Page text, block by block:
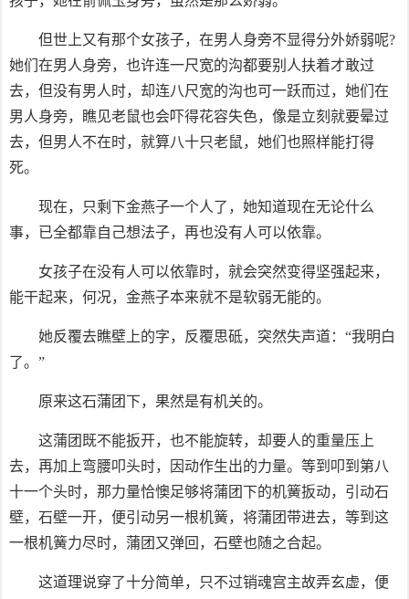
但世上又有那个女孩子，在男人身旁不显得分外娇弱呢?
她们在男人身旁，也许连一尺宽的沟都要别人扶着才敢过
去，但没有男人时，却连八尺宽的沟也可一跃而过，她们在
男人身旁，瞧见老鼠也会吓得花容失色，像是立刻就要晕过
去，但男人不在时，就算八十只老鼠，她们也照样能打得
死。
现在，只剩下金燕子一个人了，她知道现在无论什么
事，已全都靠自己想法子，再也没有人可以依靠。
女孩子在没有人可以依靠时，就会突然变得坚强起来，
能干起来，何况，金燕子本来就不是软弱无能的。
她反覆去瞧壁上的字，反覆思砥，突然失声道：“我明白
了。”
原来这石蒲团下，果然是有机关的。
这蒲团既不能扳开，也不能旋转，却要人的重量压上
去，再加上弯腰叩头时，因动作生出的力量。等到叩到第八
十一个头时，那力量恰懊足够将蒲团下的机簧扳动，引动石
壁，石壁一开，便引动另一根机簧，将蒲团带进去，等到这
一根机簧力尽时，蒲团又弹回，石壁也随之合起。
这道理说穿了十分简单，只不过销魂宫主故弄玄虚，便